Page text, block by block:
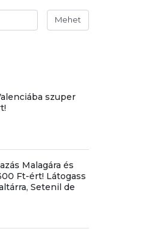
Mehet
szuper
Malagára és
Ft-ért! Látogass
Setenil de